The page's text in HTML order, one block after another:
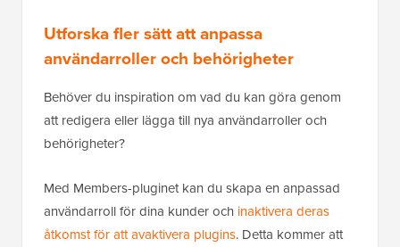
Utforska fler sätt att anpassa
användarroller och behörigheter
Behöver du inspiration om vad du kan göra genom
att redigera eller lägga till nya användarroller och
behörigheter?
Med Members-pluginet kan du skapa en anpassad
användarroll för dina kunder och inaktivera deras
åtkomst för att avaktivera plugins. Detta kommer att